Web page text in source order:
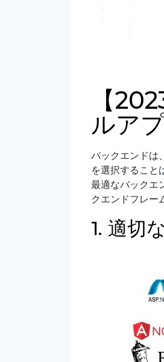
【
ルア
バックエンドは
を選択すること
最適なバックエ
クエンドフレー
1. 適切